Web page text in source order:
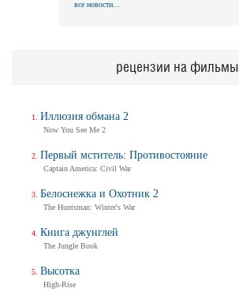
все новости...
рецензии на фильмы
Иллюзия обмана 2
Now You See Me 2
Первый мститель: Противостояние
Captain America: Civil War
Белоснежка и Охотник 2
The Huntsman: Winter's War
Книга джунглей
The Jungle Book
Высотка
High-Rise